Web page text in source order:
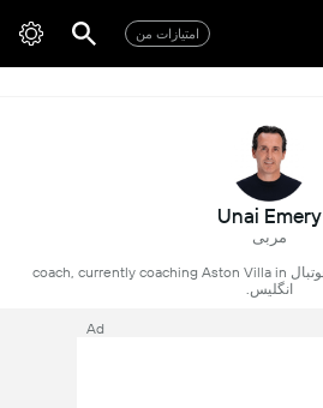
امتیازات من
Unai Emery
مربی
Unai Emery (اسپانیا, 54) is a فوتبال coach, currently coaching Aston Villa in
انگلیس.
Ad